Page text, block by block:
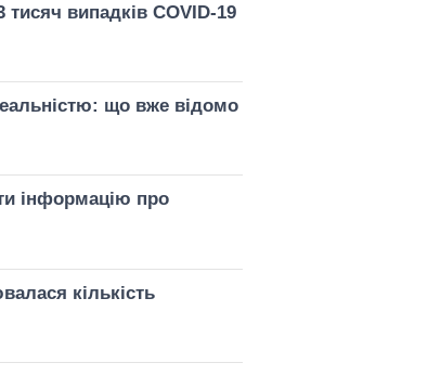
випадків COVID-19
що вже відомо
інформацію про
кількість